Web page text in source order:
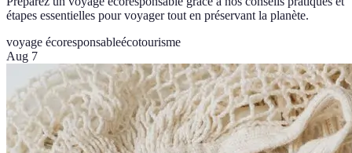
étapes essentielles pour voyager tout en préservant la planète.
voyage écoresponsableécotourisme
Aug 7